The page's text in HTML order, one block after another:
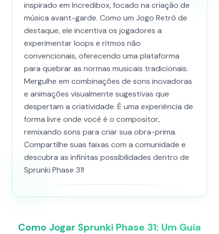
inspirado em Incredibox, focado na criação de
música avant-garde. Como um Jogo Retrô de
destaque, ele incentiva os jogadores a
experimentar loops e ritmos não
convencionais, oferecendo uma plataforma
para quebrar as normas musicais tradicionais.
Mergulhe em combinações de sons inovadoras
e animações visualmente sugestivas que
despertam a criatividade. É uma experiência de
forma livre onde você é o compositor,
remixando sons para criar sua obra-prima.
Compartilhe suas faixas com a comunidade e
descubra as infinitas possibilidades dentro de
Sprunki Phase 31!
Como Jogar Sprunki Phase 31: Um Guia